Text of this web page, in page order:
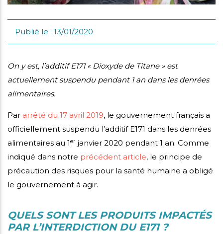
Publié le : 13/01/2020
On y est, l’additif E171 « Dioxyde de Titane » est
actuellement suspendu pendant 1 an dans les denrées
alimentaires.
Par arrêté du 17 avril 2019, le gouvernement français a
officiellement suspendu l’additif E171 dans les denrées
alimentaires au 1er janvier 2020 pendant 1 an. Comme
indiqué dans notre précédent article, le principe de
précaution des risques pour la santé humaine a obligé
le gouvernement à agir.
QUELS SONT LES PRODUITS IMPACTÉS
PAR L’INTERDICTION DU E171 ?